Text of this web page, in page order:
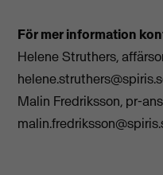
För mer information
Helene Struthers,
Malin Fredriksson, pr-